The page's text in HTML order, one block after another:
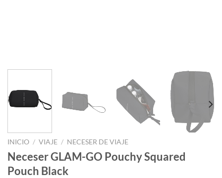
INICIO / VIAJE / NECESER DE VIAJE
Neceser GLAM-GO Pouchy Squared
Pouch Black